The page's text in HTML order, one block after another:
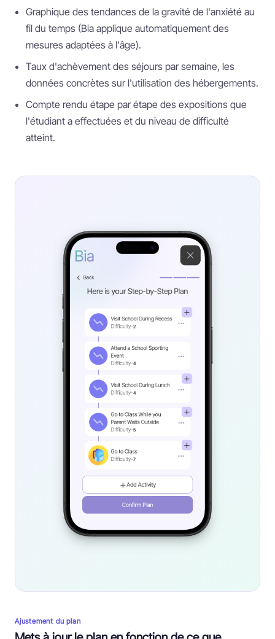
Graphique des tendances de la gravité de l'anxiété au
fil du temps (Bia applique automatiquement des
mesures adaptées à l'âge).
Taux d'achèvement des séjours par semaine, les
données concrètes sur l'utilisation des hébergements.
Compte rendu étape par étape des expositions que
l'étudiant a effectuées et du niveau de difficulté
atteint.
Ajustement du plan